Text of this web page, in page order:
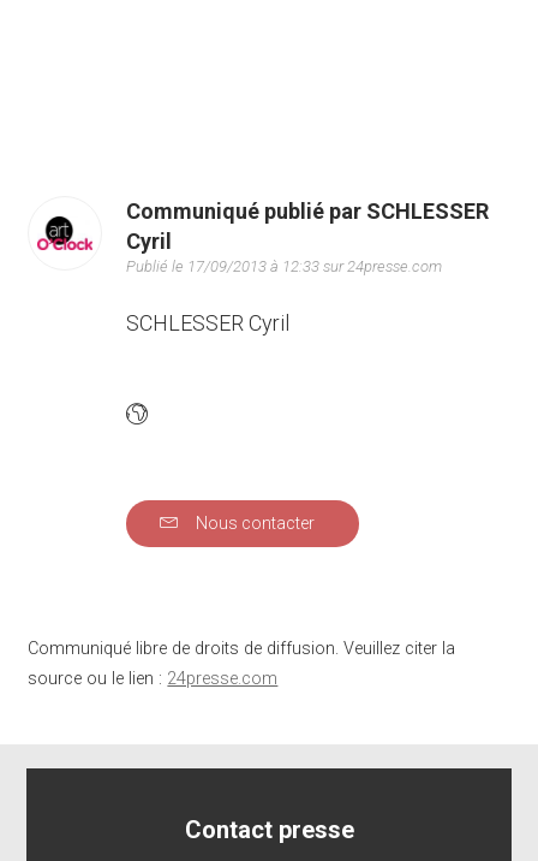
Communiqué publié par SCHLESSER
Cyril
Publié le 17/09/2013 à 12:33 sur 24presse.com
SCHLESSER Cyril
Nous contacter
Communiqué libre de droits de diffusion. Veuillez citer la
source ou le lien : 24presse.com
Contact presse